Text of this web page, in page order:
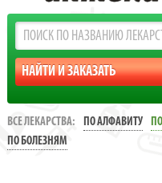
ВСЕ ЛЕКАРСТВА: ПО АЛФАВИТУ
ПО БОЛЕЗНЯМ